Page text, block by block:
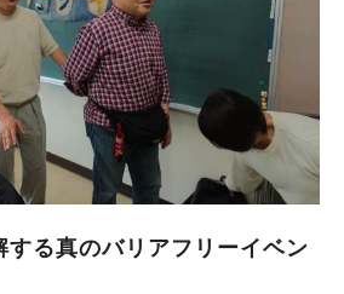
する真のバリアフリーイベン